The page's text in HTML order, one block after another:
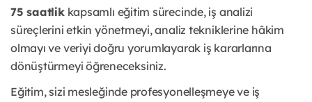
75 saatlikkapsamlı eğitim sürecinde, iş analizi
süreçlerini etkin yönetmeyi, analiz tekniklerine hâkim
olmayı ve veriyi doğru yorumlayarak iş kararlarına
dönüştürmeyi öğreneceksiniz.
Eğitim, sizi mesleğinde profesyonelleşmeye ve iş